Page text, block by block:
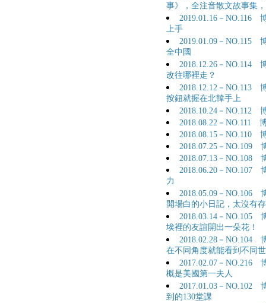
事》，全注音散文故事集
2019.01.16－NO.116
上手
2019.01.09－NO.115
全中國
2018.12.26－NO.114
改往哪裡走？
2018.12.12－NO.113
按鈕就握在北韓手上
2018.10.24－NO.112
2018.08.22－NO.111
2018.08.15－NO.110
2018.07.25－NO.109
2018.07.13－NO.108
2018.06.20－NO.107
力
2018.05.09－NO.106
開場白的小日記，太沒有
2018.03.14－NO.105
埃裡的友誼開出一朵花！
2018.02.28－NO.104
在不同角度就能看到不同
2017.02.07－NO.216
概是美國第一夫人
2017.01.03－NO.102
到的130堂課